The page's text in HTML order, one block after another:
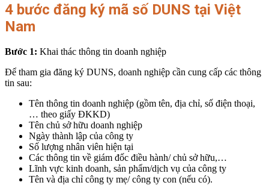
4 bước đăng ký mã số DUNS tại Việt
Nam
Bước 1: Khai thác thông tin doanh nghiệp
Để tham gia đăng ký DUNS, doanh nghiệp cần cung cấp các thông
tin sau:
Tên thông tin doanh nghiệp (gồm tên, địa chỉ, số điện thoại,
… theo giấy ĐKKD)
Tên chủ sở hữu doanh nghiệp
Ngày thành lập của công ty
Số lượng nhân viên hiện tại
Các thông tin về giám đốc điều hành/ chủ sở hữu,…
Lĩnh vực kinh doanh, sản phẩm/dịch vụ của công ty
Tên và địa chỉ công ty mẹ/ công ty con (nếu có).